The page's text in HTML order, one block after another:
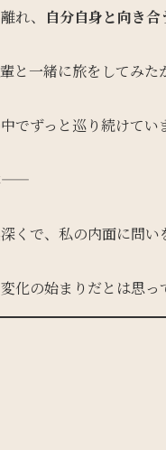
れ、 自分自身と向き合
と一緒に旅をしてみ
でずっと巡り続けてい
——
くで、私の内面に問い
化の始まりだとは思っ